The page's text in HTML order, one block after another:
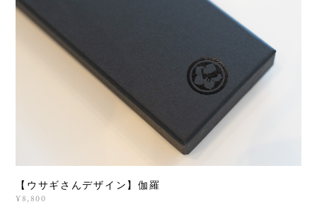
【ウサギさんデザイン】伽羅
¥8,800